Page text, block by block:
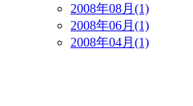
2008年08月(1)
2008年06月(1)
2008年04月(1)